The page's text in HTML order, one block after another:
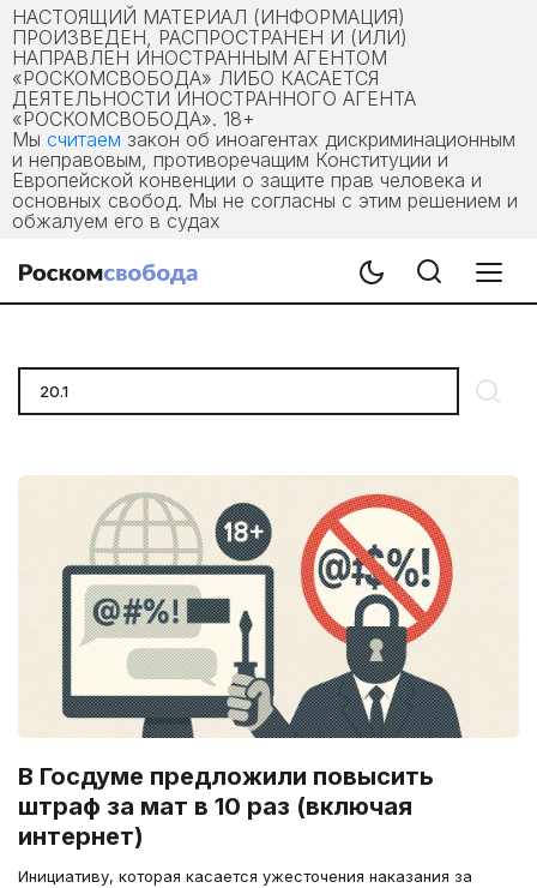
НАСТОЯЩИЙ МАТЕРИАЛ (ИНФОРМАЦИЯ)
ПРОИЗВЕДЕН, РАСПРОСТРАНЕН И (ИЛИ)
НАПРАВЛЕН ИНОСТРАННЫМ АГЕНТОМ
«РОСКОМСВОБОДА» ЛИБО КАСАЕТСЯ
ДЕЯТЕЛЬНОСТИ ИНОСТРАННОГО АГЕНТА
«РОСКОМСВОБОДА». 18+
Мы считаем закон об иноагентах дискриминационным
и неправовым, противоречащим Конституции и
Европейской конвенции о защите прав человека и
основных свобод. Мы не согласны с этим решением и
обжалуем его в судах
В Госдуме предложили повысить
штраф за мат в 10 раз (включая
интернет)
Инициативу, которая касается ужесточения наказания за